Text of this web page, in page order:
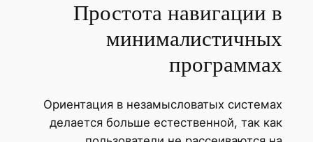
Простота навигации в
минималистичных
программах
Ориентация в незамысловатых системах
делается больше естественной, так как